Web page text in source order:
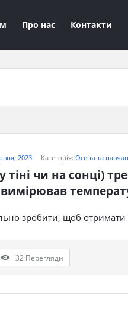
Про нас Контакти
2023 Категорія: Освіта та
тіні чи на сонці)
зробити, щоб
32 Перегляди